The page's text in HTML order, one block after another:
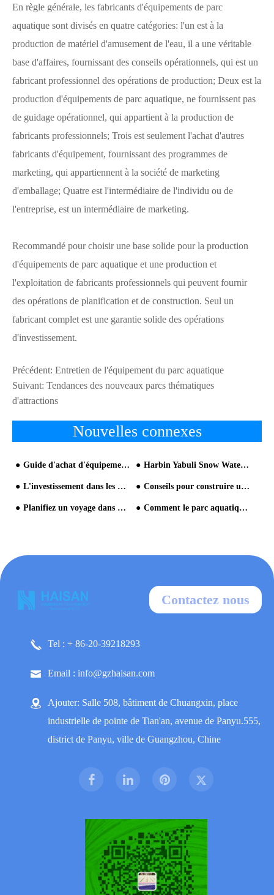
En règle générale, les fabricants d'équipements de parc
aquatique sont divisés en quatre catégories: l'un est à la
production de matériel d'amusement de l'eau, il a une véritable
base d'affaires, fournissant des conseils opérationnels, qui est un
fabricant professionnel des opérations de production; Deux est la
production d'équipements de parc aquatique, ne fournissent pas
de guidage opérationnel, qui appartient à la production de
fabricants professionnels; Trois est seulement l'achat d'autres
fabricants d'équipement, fournissant des programmes de
marketing, qui appartiennent à la société de marketing
d'emballage; Quatre est l'intermédiaire de l'individu ou de
l'entreprise, est un intermédiaire de marketing.
Recommandé pour choisir une base solide pour la production
d'équipements de parc aquatique et une production et
l'exploitation de fabricants professionnels qui peuvent fournir
des opérations de planification et de construction. Seul un
fabricant complet est une garantie solide des opérations
d'investissement.
Précédent: Entretien de l'équipement du parc aquatique
Suivant: Tendances des nouveaux parcs thématiques
d'attractions
Nouvelles connexes
Guide d'achat d'équipement de parc aquatique Harbin Yabuli Snow Water World a ouvert jusqu'à vingt mille passagers le premier jour
L'investissement dans les parcs aquatiques tend graduellement à être rationnel Conseils pour construire un parc aquatique
Planifiez un voyage dans un parc aquatique et amusez-vous Comment le parc aquatique devrait-il maintenir un développement stable?
Contactez nous
Tel : + 86-20-39218293
Email : info@gzhaisan.com
Ajouter: Salle 508, bâtiment de Chuangxin, place
industrielle de pointe de Tian'an, avenue de Panyu.555,
district de Panyu, ville de Guangzhou, Chine